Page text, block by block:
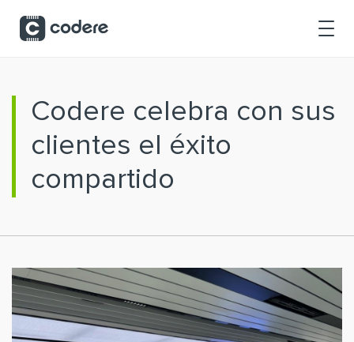
Codere celebra con sus
clientes el éxito
compartido